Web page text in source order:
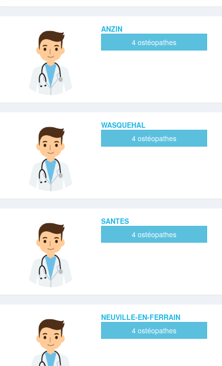
ANZIN
4 ostéopathes
WASQUEHAL
4 ostéopathes
SANTES
4 ostéopathes
NEUVILLE-EN-FERRAIN
4 ostéopathes